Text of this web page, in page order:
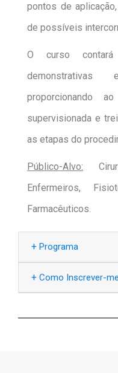
pontos de
de possíveis
O curso
proporcionando
supervisionada e
as etapas do
Público-Alvo:
Enfermeiros,
Farmacêuticos.
+ Programa
+ Como Inscrever-